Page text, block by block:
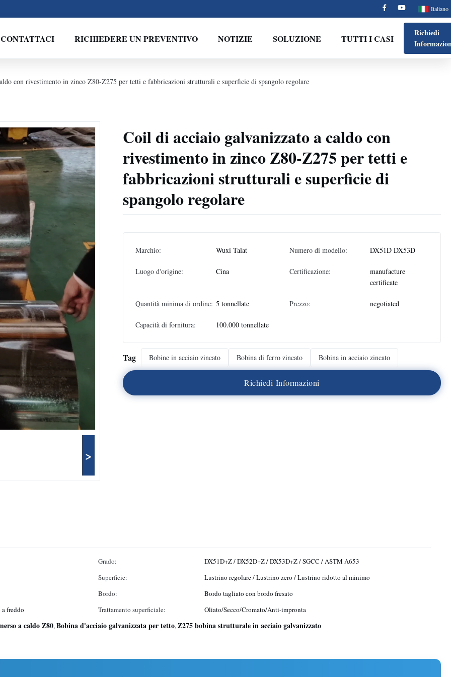
Italiano
CONTATTACI RICHIEDERE UN PREVENTIVO NOTIZIE SOLUZIONE TUTTI I CASI
Richiedi
con rivestimento in zinco Z80-Z275 per tetti e fabbricazioni strutturali e superficie di spangolo regolare
>
Coil di acciaio galvanizzato a caldo con
rivestimento in zinco Z80-Z275 per tetti e
fabbricazioni strutturali e superficie di
spangolo regolare
Marchio: Wuxi Talat Numero di modello: DX51D DX53D
Luogo d'origine: Cina Certificazione:
manufacture
certificate
Quantità minima di ordine: 5 tonnellate Prezzo: negotiated
Capacità di fornitura: 100.000 tonnellate
Tag Bobine in acciaio zincato Bobina di ferro zincato Bobina in acciaio zincato
Richiedi Informazioni
Grado:
DX51D+Z / DX52D+Z / DX53D+Z / SGCC / ASTM A653
Superficie:
Lustrino regolare / Lustrino zero / Lustrino ridotto al minimo
Bordo:
Bordo tagliato con bordo fresato
freddo
Trattamento superficiale: Oliato/Secco/Cromato/Anti-impronta
a caldo Z80,Bobina d'acciaio galvanizzata per tetto,Z275 bobina strutturale in acciaio galvanizzato